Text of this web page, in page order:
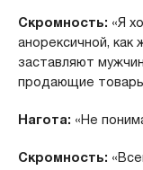
Скромность: «Я
анорексичной,
заставляют
продающие товары
Нагота: «Не
Скромность: